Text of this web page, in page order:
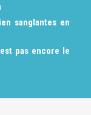
sanglantes en
pas encore le